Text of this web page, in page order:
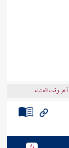
آخر وقت العشاء